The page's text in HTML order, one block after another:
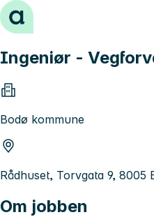
Hopp til innhold
Ingeniør -
Bodø kommune
Rådhuset, Torvgata 9, 8005
Om jobben